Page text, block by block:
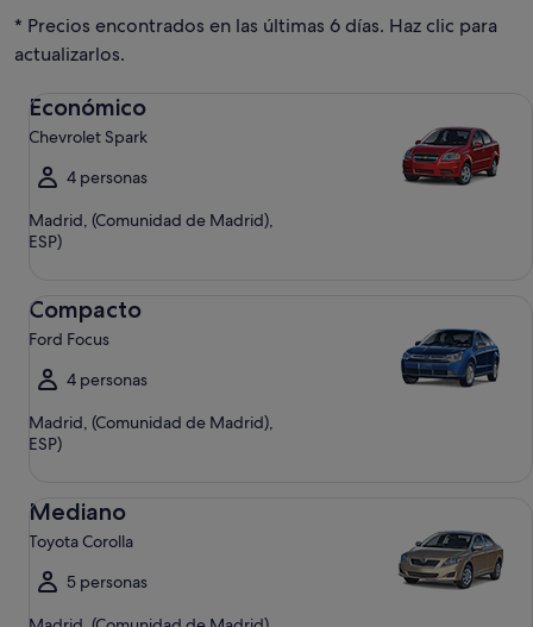
* Precios encontrados en las últimas 6 días. Haz clic para
actualizarlos.
Económico
Chevrolet Spark
4 personas
Madrid, (Comunidad de Madrid),
ESP)
Compacto
Ford Focus
4 personas
Madrid, (Comunidad de Madrid),
ESP)
Mediano
Toyota Corolla
5 personas